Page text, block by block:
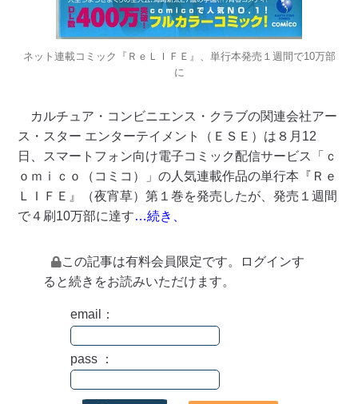
ネット連載コミック『ＲｅＬＩＦＥ』、単行本発売１週間で10万部
に
カルチュア・コンビニエンス・クラブの関連会社アー
ス・スター エンターテイメント（ＥＳＥ）は８月12
日、スマートフォン向け電子コミック配信サービス「ｃ
ｏｍｉｃｏ（コミコ）」の人気連載作品の単行本『Ｒｅ
ＬＩＦＥ』（夜宵草）第１巻を発売したが、発売１週間
で４刷10万部に達す…続き、
この記事は有料会員限定です。ログインす
ると続きをお読みいただけます。
email：
pass ：